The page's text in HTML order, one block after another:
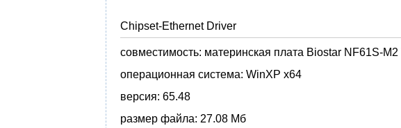
Chipset-Ethernet Driver
совместимость: материнская плата Biostar NF61S-M2
операционная система: WinXP x64
версия: 65.48
размер файла: 27.08 Мб